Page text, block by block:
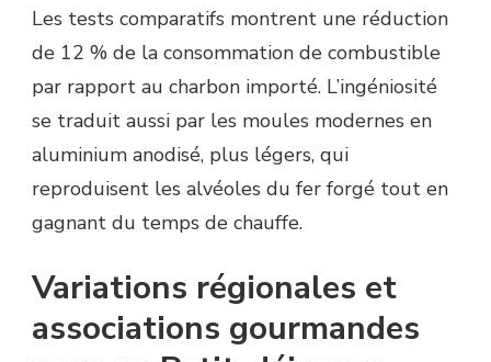
Les tests comparatifs montrent une réduction
de 12 % de la consommation de combustible
par rapport au charbon importé. L’ingéniosité
se traduit aussi par les moules modernes en
aluminium anodisé, plus légers, qui
reproduisent les alvéoles du fer forgé tout en
gagnant du temps de chauffe.
Variations régionales et
associations gourmandes